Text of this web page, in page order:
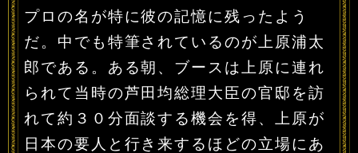
プロの名が特に彼の記憶に残ったよう
だ。中でも特筆されているのが上原浦太
郎である。ある朝、ブースは上原に連れ
られて当時の芦田均総理大臣の官邸を訪
れて約３０分面談する機会を得、上原が
日本の要人と行き来するほどの立場にあ